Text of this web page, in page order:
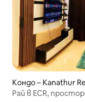
Кондо – Kanathur
Рай в ECR,